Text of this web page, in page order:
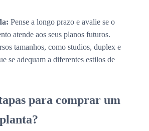
Pense a longo prazo e avalie se o
atende aos seus planos futuros.
tamanhos, como studios, duplex e
se adequam a diferentes estilos de
para comprar um